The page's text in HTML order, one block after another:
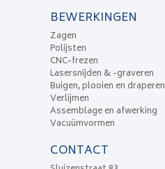
BEWERKINGEN
Zagen
Polijsten
CNC-frezen
Lasersnijden & -graveren
Buigen, plooien en draperen
Verlijmen
Assemblage en afwerking
Vacuümvormen
CONTACT